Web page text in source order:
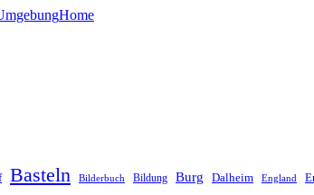
Home
Basteln Bilderbuch Bildung Burg Dalheim England